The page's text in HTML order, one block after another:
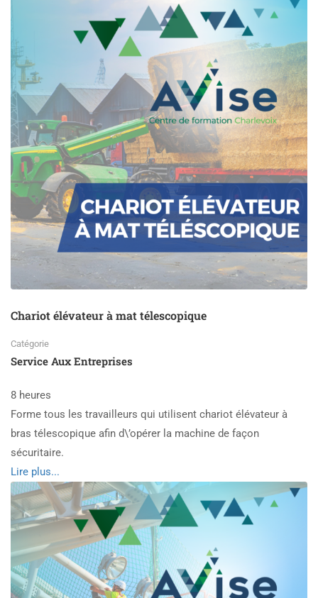
Protection
des
voies
Auditives
et
respiratoires
Chariot élévateur à mat télescopique
Catégorie
Service Aux Entreprises
8 heures
Forme tous les travailleurs qui utilisent chariot élévateur à
bras télescopique afin d\’opérer la machine de façon
sécuritaire.
Read
more
about
Chariot
élévateur
à
mat
Lire plus...